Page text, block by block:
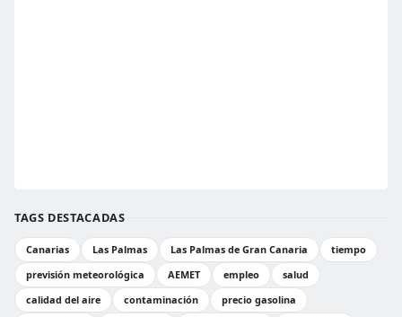
TAGS DESTACADAS
Canarias Las Palmas Las Palmas de Gran Canaria
tiempo
previsión meteorológica
AEMET empleo
salud
calidad del aire
contaminación
precio gasolina